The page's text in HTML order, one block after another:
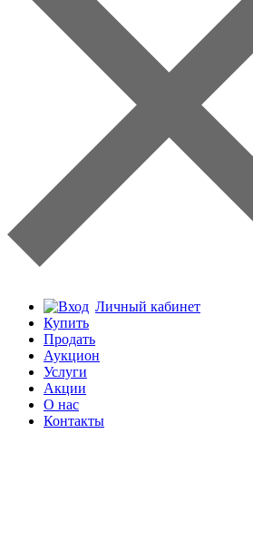
Личный кабинет
Купить
Продать
Аукцион
Услуги
Акции
О нас
Контакты